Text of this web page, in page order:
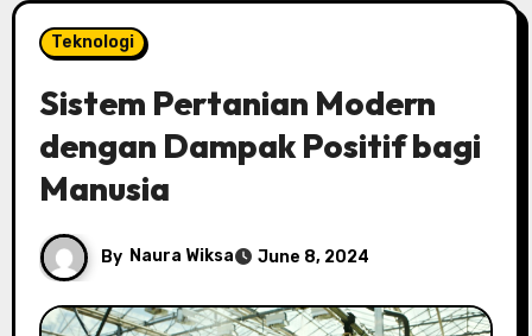
Teknologi
Sistem Pertanian Modern
dengan Dampak Positif bagi
Manusia
By Naura Wiksa June 8, 2024